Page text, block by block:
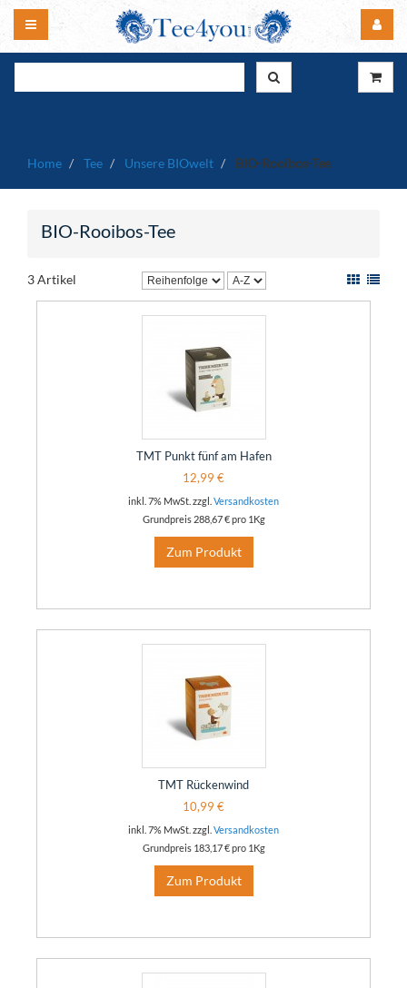
Home Tee Unsere BIOwelt BIO-Rooibos-Tee
BIO-Rooibos-Tee
3 Artikel
TMT Punkt fünf am Hafen
12,99 €
inkl. 7% MwSt. zzgl. Versandkosten
Grundpreis 288,67 €pro 1Kg
Zum Produkt
TMT Rückenwind
10,99 €
inkl. 7% MwSt. zzgl. Versandkosten
Grundpreis 183,17 €pro 1Kg
Zum Produkt